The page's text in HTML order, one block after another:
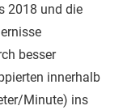
2018 und die
besser
innerhalb
Minute) ins